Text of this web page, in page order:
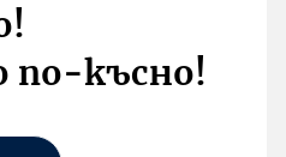
по-късно!